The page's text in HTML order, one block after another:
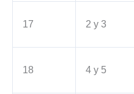
17 2 y 3
18 4 y 5